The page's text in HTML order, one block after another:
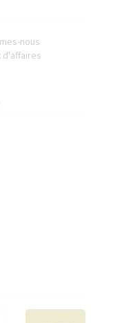
nous
d'affaires